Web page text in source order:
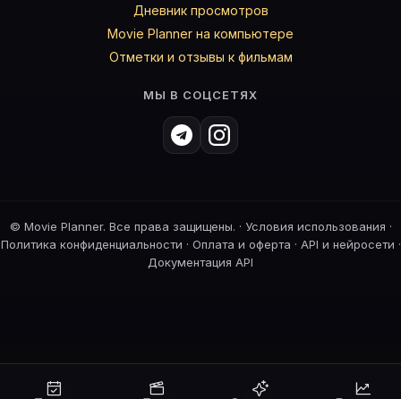
Дневник просмотров
Movie Planner на компьютере
Отметки и отзывы к фильмам
МЫ В СОЦСЕТЯХ
© Movie Planner. Все права защищены. · Условия использования ·
Политика конфиденциальности · Оплата и оферта · API и нейросети ·
Документация API